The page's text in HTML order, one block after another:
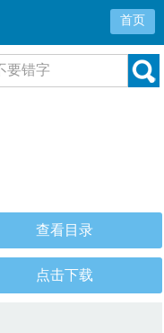
首页
查看目录
点击下载